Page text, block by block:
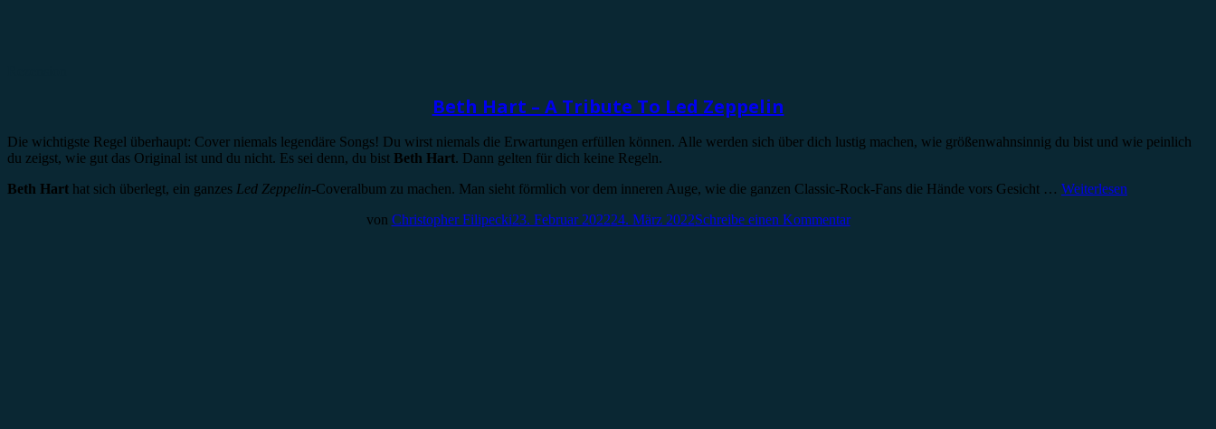
Beth Hart – A Tribute To Led Zeppelin
Die wichtigste Regel überhaupt: Cover niemals legendäre Songs! Du wirst niemals die Erwartungen erfüllen können. Alle werden sich über dich lustig machen, wie größenwahnsinnig du bist und wie peinlich
du zeigst, wie gut das Original ist und du nicht. Es sei denn, du bist Beth Hart. Dann gelten für dich keine Regeln.
Beth Hart hat sich überlegt, ein ganzes Led Zeppelin-Coveralbum zu machen. Man sieht förmlich vor dem inneren Auge, wie die ganzen Classic-Rock-Fans die Hände vors Gesicht … Weiterlesen
von Christopher Filipecki23. Februar 202224. März 2022Schreibe einen Kommentar